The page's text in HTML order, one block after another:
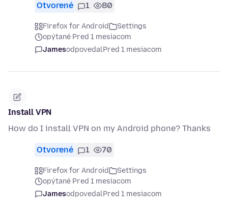
Otvorené 1 80
Firefox for Android
Settings
opýtané Pred 1 mesiacom
JamesodpovedalPred 1 mesiacom
Install VPN
How do I install VPN on my Android phone? Thanks
Otvorené 1 70
Firefox for Android
Settings
opýtané Pred 1 mesiacom
JamesodpovedalPred 1 mesiacom